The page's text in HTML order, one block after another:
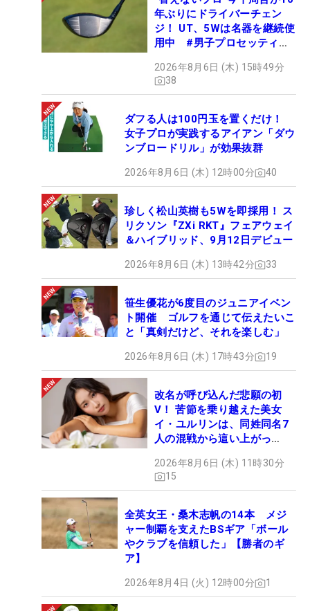
年ぶりにドライバーチェン
ジ！ UT、5Wは名器を継続使
用中 #男子プロセッティン
2026年8月6日 (木) 15時49分
38
ダフる人は100円玉を置くだけ！
女子プロが実践するアイアン「ダウ
ンブロードリル」が効果抜群
2026年8月6日 (木) 12時00分 40
珍しく松山英樹も5Wを即採用！ ス
リクソン『ZXi RKT』フェアウェイ
＆ハイブリッド、9月12日デビュー
2026年8月6日 (木) 13時42分 33
笹生優花が6度目のジュニアイベン
ト開催 ゴルフを通じて伝えたいこ
と「真剣だけど、それを楽しむ」
2026年8月6日 (木) 17時43分 19
改名が呼び込んだ悲願の初
V！ 苦節を乗り越えた美女
イ・ユルリンは、同姓同名7
人の混戦から這い上がっ
2026年8月6日 (木) 11時30分
15
全英女王・桑木志帆の14本 メジ
ャー制覇を支えたBSギア「ボール
やクラブを信頼した」【勝者のギ
ア】
2026年8月4日 (火) 12時00分 1